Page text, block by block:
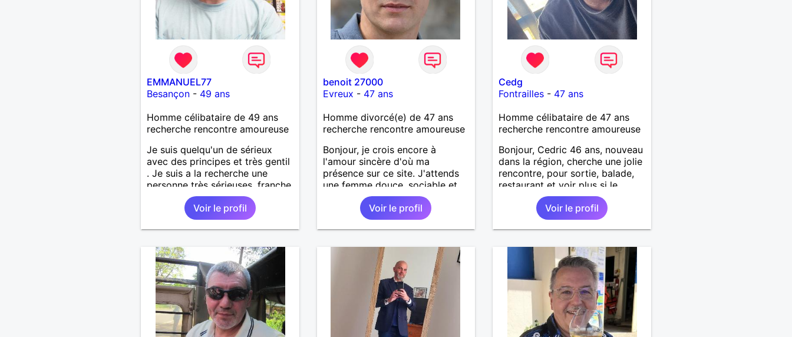
EMMANUEL77
Besançon- 49 ans
Homme célibataire de 49 ans
recherche rencontre amoureuse
Je suis quelqu'un de sérieux
avec des principes et très gentil
. Je suis a la recherche une
personne très sérieuses ,franche
et honnête les critères les plus
importants, voir accepter une
maman divorcer avec son
enfant il n y a aucun problème.
sérieuse merci. Recherche dans
un premier temps dialogue et
apprendre à connaître la
personne puis dans un deuxième
temps relation plus sérieuse a
voir une vie a deux. (2017 )Ma
situation professionnelle et
Voir le profil
benoit 27000
Evreux - 47 ans
Homme divorcé(e) de 47 ans
recherche rencontre amoureuse
Bonjour, je crois encore à
l'amour sincère d'où ma
présence sur ce site. J'attends
une femme douce, sociable et
ouverte d'esprit qui apprécie les
sorties diverses.Voir le profil
Cedg
Fontrailles - 47 ans
Homme célibataire de 47 ans
recherche rencontre amoureuse
Bonjour, Cedric 46 ans, nouveau
dans la région, cherche une jolie
rencontre, pour sortie, balade,
restaurant et voir plus si le
courant passe. Je suis sociable,
souriant, patient, j’aime rire et
plaisanter..
Voir le profil